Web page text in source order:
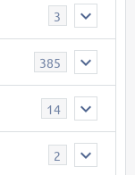
3
385
14
2